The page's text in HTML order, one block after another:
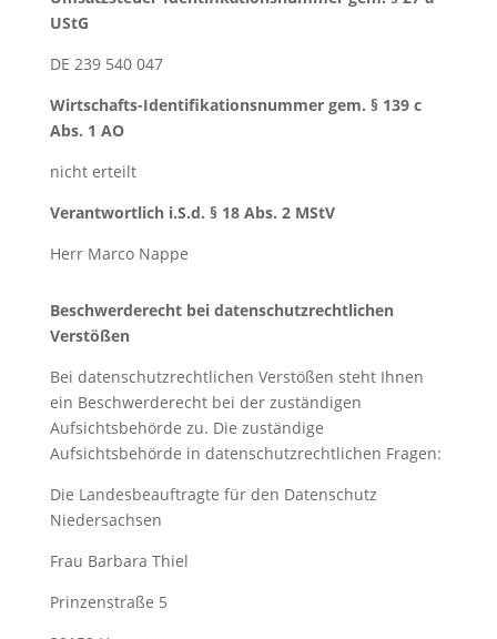
UStG
DE 239 540 047
Wirtschafts-Identifikationsnummergem. § 139 c
Abs. 1 AO
nicht erteilt
Verantwortlich i.S.d. § 18 Abs. 2 MStV
Herr Marco Nappe
Beschwerderecht bei datenschutzrechtlichen
Verstößen
Bei datenschutzrechtlichen Verstößen steht Ihnen
ein Beschwerderecht bei der zuständigen
Aufsichtsbehörde zu. Die zuständige
Aufsichtsbehörde in datenschutzrechtlichen Fragen:
Die Landesbeauftragte für den Datenschutz
Niedersachsen
Frau Barbara Thiel
Prinzenstraße 5